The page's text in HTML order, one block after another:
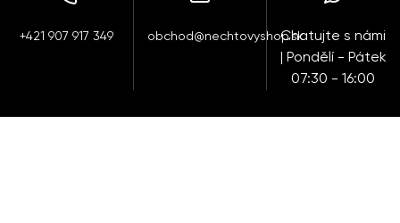
+421 907 917 349 obchod@nechtovyshop.skChatujte s námi
| Pondělí - Pátek
07:30 - 16:00